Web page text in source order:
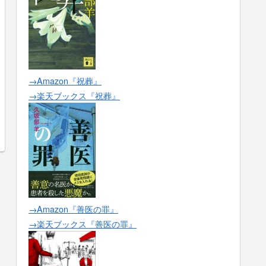
→Amazon『祝葬』
→楽天ブックス『祝葬』
→Amazon『善医の罪』
→楽天ブックス『善医の罪』